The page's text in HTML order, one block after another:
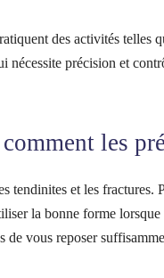
des activités telles
nécessite précision et
les
tendinites et les fractures.
la bonne forme
de vous reposer